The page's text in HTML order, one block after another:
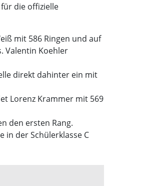
die offizielle
mit 586 Ringen und auf
Valentin Koehler
direkt dahinter ein mit
Lorenz Krammer mit 569
den ersten Rang.
in der Schülerklasse C